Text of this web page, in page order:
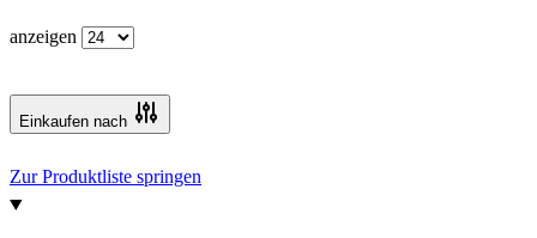
Einkaufen nach
Zur Produktliste springen
anzeigen